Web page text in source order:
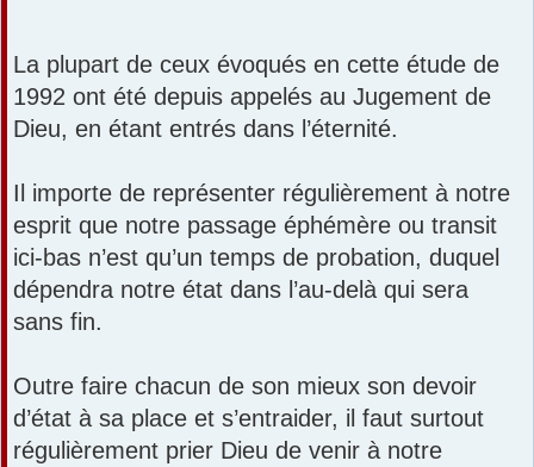
a
g
e
La plupart de ceux évoqués en cette étude de
1992 ont été depuis appelés au Jugement de
Dieu, en étant entrés dans l’éternité.
Il importe de représenter régulièrement à notre
esprit que notre passage éphémère ou transit
ici-bas n’est qu’un temps de probation, duquel
dépendra notre état dans l’au-delà qui sera
sans fin.
Outre faire chacun de son mieux son devoir
d’état à sa place et s’entraider, il faut surtout
régulièrement prier Dieu de venir à notre